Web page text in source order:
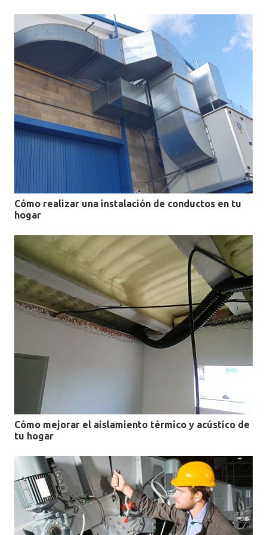
Cómo realizar una instalación de conductos en tu
hogar
Cómo mejorar el aislamiento térmico y acústico de
tu hogar